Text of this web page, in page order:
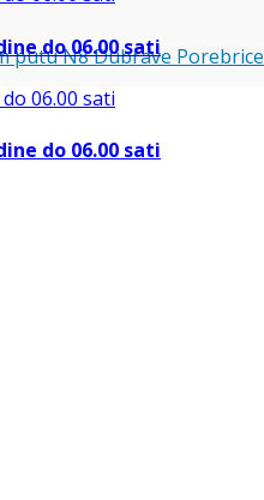
putu N8 Dubrave Porebrice
do 06.00 sati
do 06.00 sati